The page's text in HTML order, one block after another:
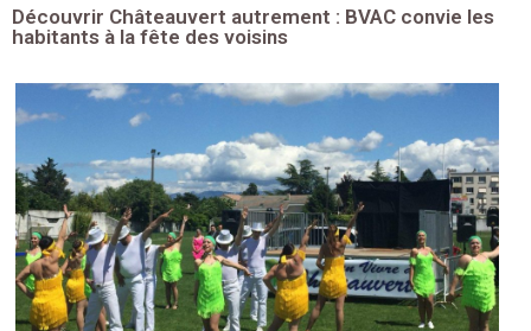
Découvrir Châteauvert autrement : BVAC convie les
habitants à la fête des voisins